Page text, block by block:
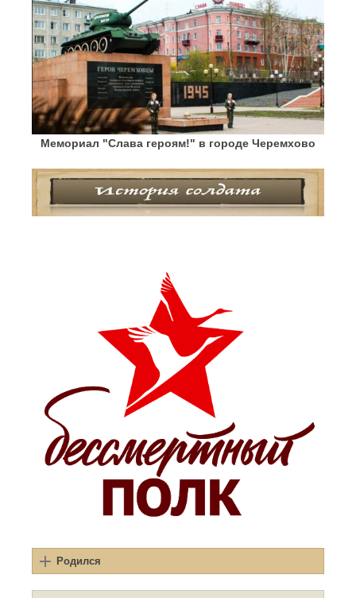
Мемориал "Слава героям!" в городе Черемхово
Родился